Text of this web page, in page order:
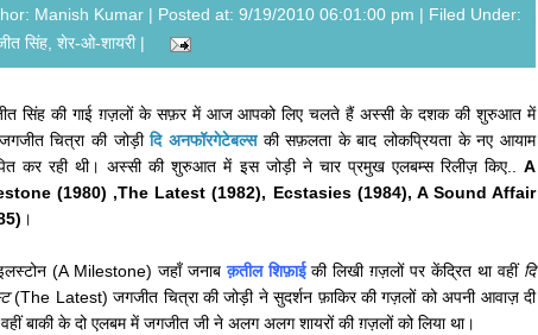
Manish Kumar | Posted at: 9/19/2010 06:01:00 pm | Filed Under:
सिंह, शेर-ओ-शायरी |
सिंह की गाई ग़ज़लों के सफ़र में आज आपको लिए चलते हैं अस्सी के दशक की शुरुआत में
चित्रा की जोड़ीदि अनफॉरगेटेबल्सकी सफ़लता के बाद लोकप्रियता के नए आयाम
कर रही थी। अस्सी की शुरुआत में इस जोड़ी ने चार प्रमुख एलबम्स रिलीज़ किए.. A
(1980) ,The Latest (1982), Ecstasies (1984), A Sound Affair
।
(A Milestone) जहाँ जनाबक़तील शिफ़ाईकी लिखी ग़ज़लों पर केंद्रित था वहीं दि
(The Latest) जगजीत चित्रा की जोड़ी ने सुदर्शन फ़ाकिर की गज़लों को अपनी आवाज़ दी
बाकी के दो एलबम में जगजीत जी ने अलग अलग शायरों की ग़ज़लों को लिया था।